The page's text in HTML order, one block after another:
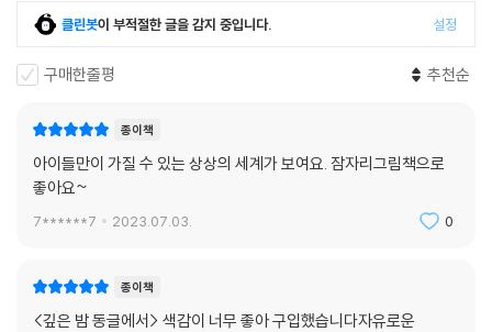
클린봇이 부적절한 글을 감지 중입니다. 설정
구매한줄평 추천순
종이책
아이들만이 가질 수 있는 상상의 세계가 보여요. 잠자리그림책으로
좋아요~
7******7 2023.07.03. 0
종이책
<깊은 밤 동글에서> 색감이 너무 좋아 구입했습니다자유로운